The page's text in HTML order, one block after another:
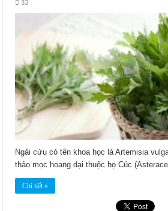
33
Ngải cứu có tên khoa học là Artemisia
thảo mọc hoang dại thuộc họ Cúc
Chi tiết »